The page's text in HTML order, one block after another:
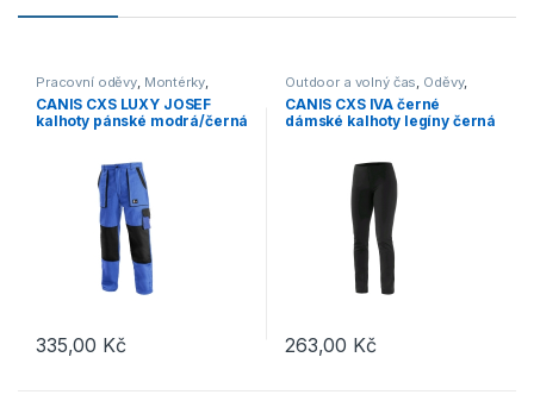
Pracovní oděvy, Montérky,
Kalhoty
CANIS CXS LUXY JOSEF
kalhoty pánské modrá/černá
335,00 Kč
Tento produkt má více variant. Možnosti lze vybrat na stránce
Outdoor a volný čas, Oděvy,
Kalhoty
CANIS CXS IVA černé
dámské kalhoty legíny černá
263,00 Kč
Tento produkt má více